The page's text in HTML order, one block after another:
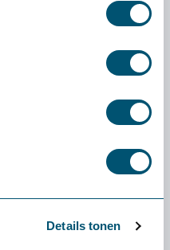
Details tonen